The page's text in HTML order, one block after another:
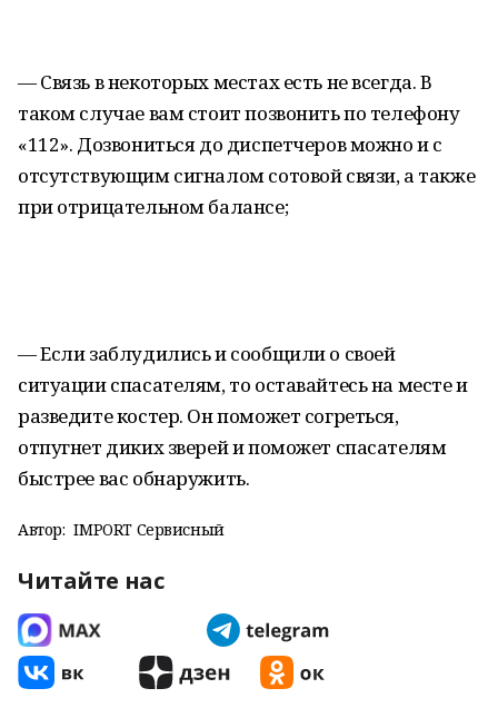
— Связь в некоторых местах есть не всегда. В
таком случае вам стоит позвонить по телефону
«112». Дозвониться до диспетчеров можно и с
отсутствующим сигналом сотовой связи, а также
при отрицательном балансе;
— Если заблудились и сообщили о своей
ситуации спасателям, то оставайтесь на месте и
разведите костер. Он поможет согреться,
отпугнет диких зверей и поможет спасателям
быстрее вас обнаружить.
Автор: IMPORT Сервисный
Читайте нас